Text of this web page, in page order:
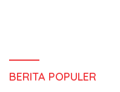
BERITA POPULER